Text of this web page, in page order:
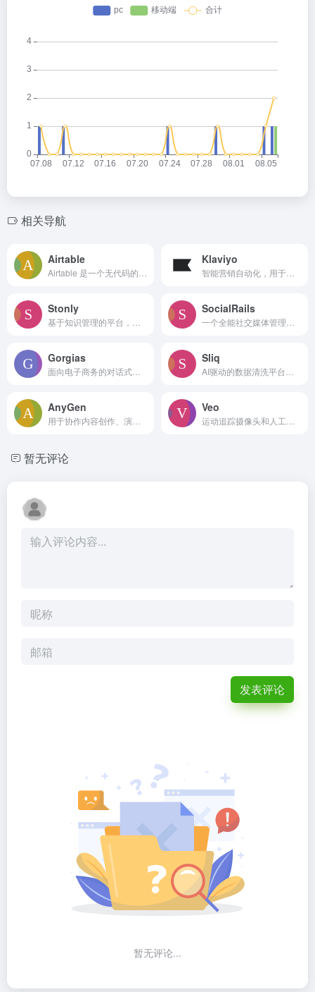
相关导航
Airtable Klaviyo
Stonly SocialRails
Gorgias Sliq
AnyGen Veo
暂无评论
发表评论
暂无评论...